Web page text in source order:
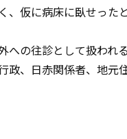
仮に病床に臥せっ
の往診として扱われ
、日赤関係者、地